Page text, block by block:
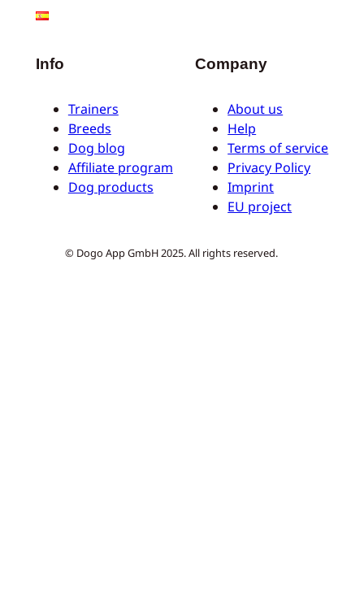
Info
Trainers
Breeds
Dog blog
Affiliate program
Dog products
Company
About us
Help
Terms of service
Privacy Policy
Imprint
EU project
© Dogo App GmbH 2025. All rights reserved.